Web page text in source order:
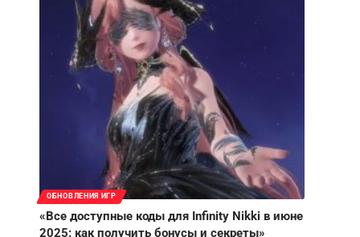
ОБНОВЛЕНИЯ ИГР
«Все доступные коды для Infinity Nikki в июне
2025: как получить бонусы и секреты»